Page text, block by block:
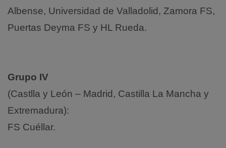
Albense, Universidad de Valladolid, Zamora FS,
Puertas Deyma FS y HL Rueda.
Grupo IV
(Castlla y León – Madrid, Castilla La Mancha y
Extremadura):
FS Cuéllar.